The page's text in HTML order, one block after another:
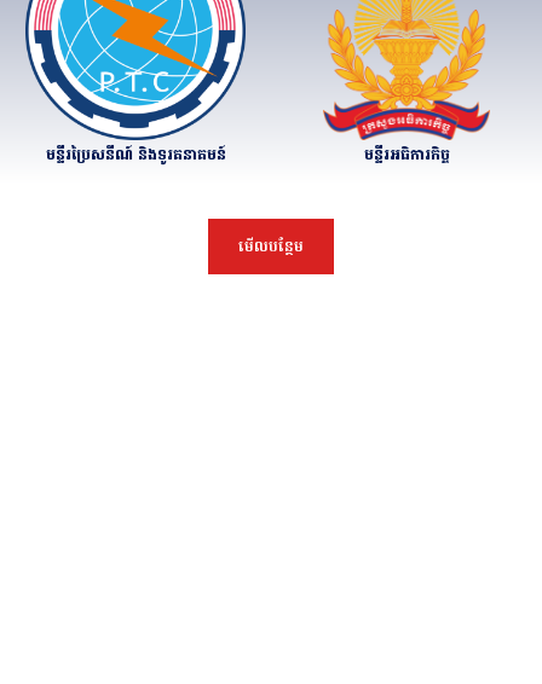
មន្ទីរប្រៃសនីណ៍ និងទូរគនាគមន៍ មន្ទីរអធិការកិច្ច
មើលបន្ថែម